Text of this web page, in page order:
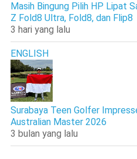
Masih Bingung Pilih HP Lipat
Z Fold8 Ultra, Fold8, dan Flip8
3 hari yang lalu
ENGLISH
Surabaya Teen Golfer
Australian Master 2026
3 bulan yang lalu